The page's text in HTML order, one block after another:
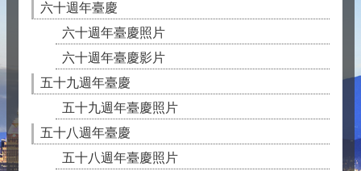
六十週年臺慶
六十週年臺慶照片
六十週年臺慶影片
五十九週年臺慶
五十九週年臺慶照片
五十八週年臺慶
五十八週年臺慶照片